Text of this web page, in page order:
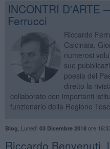
INCONTRI D'ARTE
Ferrucci
Riccardo
Calcinaia.
numerosi
sue
poesia del
diretto la
collaborato con importanti
funzionario della Regione
Blog Lunedì 03 Dicembre 2018ore
​Riccardo Benvenuti,